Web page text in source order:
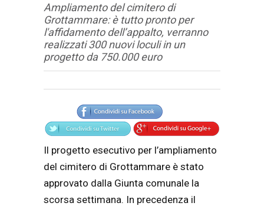
Ampliamento del cimitero di
Grottammare: è tutto pronto per
l'affidamento dell’appalto, verranno
realizzati 300 nuovi loculi in un
progetto da 750.000 euro
Articolo
Testo articolo principale
Il progetto esecutivo per l’ampliamento
del cimitero di Grottammare è stato
approvato dalla Giunta comunale la
scorsa settimana. In precedenza il